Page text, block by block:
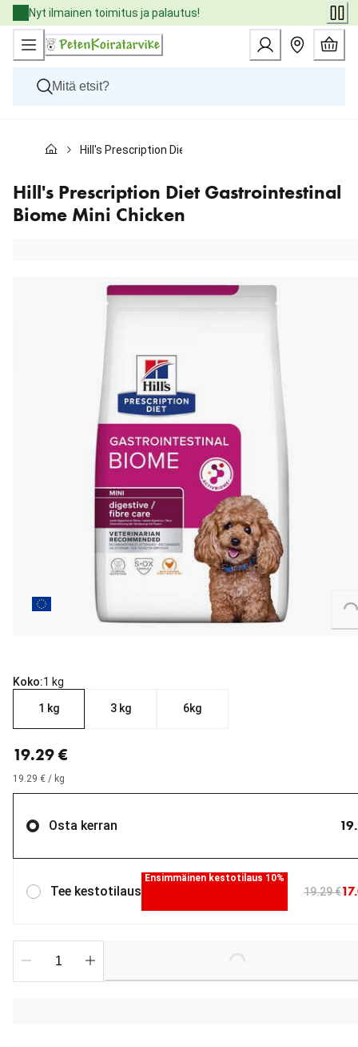
Skip
to
Content
Nyt ilmainen toimitus ja palautus!
Kissat
Eläinlääkäriruoat
Tuotemerkit
Uutuudet
Hill's Prescription Diet Gastrointestinal Biome Mini
Hill's Prescription Diet Gastrointestinal
Biome Mini Chicken
Loading...
Koko:1 kg
1 kg 3 kg 6kg
19.29 €
19.29 € / kg
Osta kerran
Tee kestotilaus
Ensimmäinen kestotilaus 10%
19.29 €
Loading...